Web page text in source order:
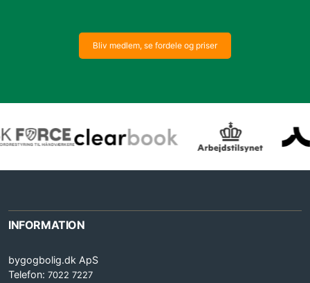
Bliv medlem, se fordele og priser
INFORMATION
bygogbolig.dk ApS
Telefon: 7022 7227